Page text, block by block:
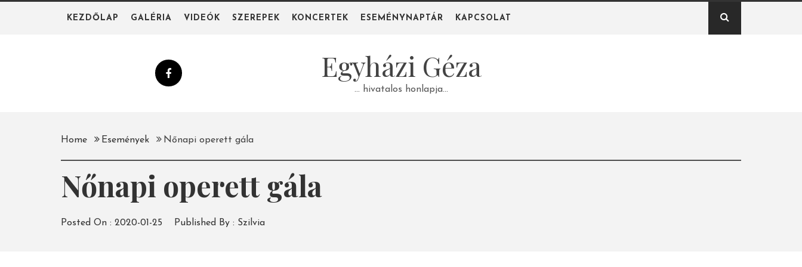
KEZDŐLAP GALÉRIA VIDEÓK SZEREPEK KONCERTEK ESEMÉNYNAPTÁR KAPCSOLAT
Egyházi Géza
… hivatalos honlapja…
Home Események Nőnapi operett gála
Nőnapi operett gála
Posted On : 2020-01-25 Published By : Szilvia